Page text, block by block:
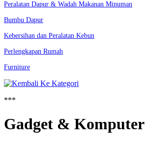
Peralatan Dapur & Wadah Makanan Minuman
Bumbu Dapur
Kebersihan dan Peralatan Kebun
Perlengkapan Rumah
Furniture
***
Gadget & Komputer